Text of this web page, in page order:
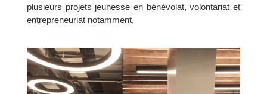
plusieurs projets jeunesse en bénévolat, volontariat et
entrepreneuriat notamment.